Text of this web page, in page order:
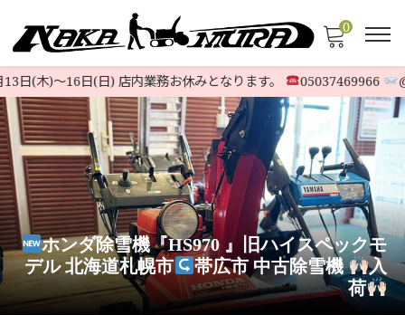
0
(木)〜16日(日) 店内業務お休みとなります。 05037469966
ホンダ除雪機『HS970 』旧ハイスペックモ
デル 北海道札幌市
帯広市 中古除雪機
入
荷